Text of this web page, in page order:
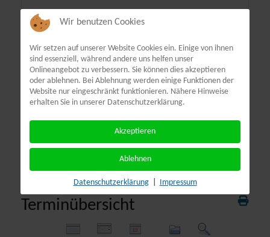
Terminübersicht
Wir benutzen Cookies
Wir setzen auf unserer Website Cookies ein. Einige von ihnen
sind essenziell, während andere uns helfen unser
Onlineangebot zu verbessern. Sie können dies akzeptieren
oder ablehnen. Bei Ablehnung werden einige Funktionen der
Website nur eingeschränkt funktionieren. Nähere Hinweise
erhalten Sie in unserer Datenschutzerklärung.
Akzeptieren
Ablehnen
Datenschutzerklärung Impressum